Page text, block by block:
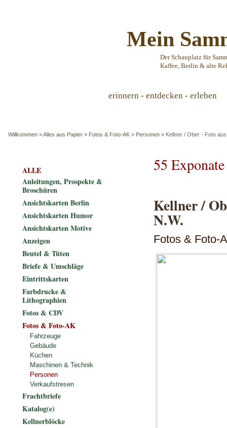
Mein
Der Schauplatz für
Kaffee, Berlin & alte
erinnern - entdecken - erleben
Willkommen »Alles aus Papier » Fotos & Foto-AK » Personen » Kellner / Ober - Foto
55
Kellner /
N.W.
Fotos & Foto-
ALLE
Anleitungen, Prospekte &
Broschüren
Ansichtskarten Berlin
Ansichtskarten Humor
Ansichtskarten Motive
Anzeigen
Beutel & Tüten
Briefe & Umschläge
Eintrittskarten
Farbdrucke &
Lithographien
Fotos & CDV
Fotos & Foto-AK
Fahrzeuge
Gebäude
Küchen
Maschinen & Technik
Personen
Verkaufstresen
Frachtbriefe
Katalog(e)
Kellnerblöcke